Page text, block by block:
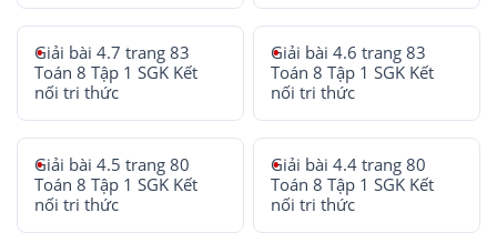
Giải bài 4.7 trang 83
Toán 8 Tập 1 SGK Kết
nối tri thức
Giải bài 4.6 trang 83
Toán 8 Tập 1 SGK Kết
nối tri thức
Giải bài 4.5 trang 80
Toán 8 Tập 1 SGK Kết
nối tri thức
Giải bài 4.4 trang 80
Toán 8 Tập 1 SGK Kết
nối tri thức